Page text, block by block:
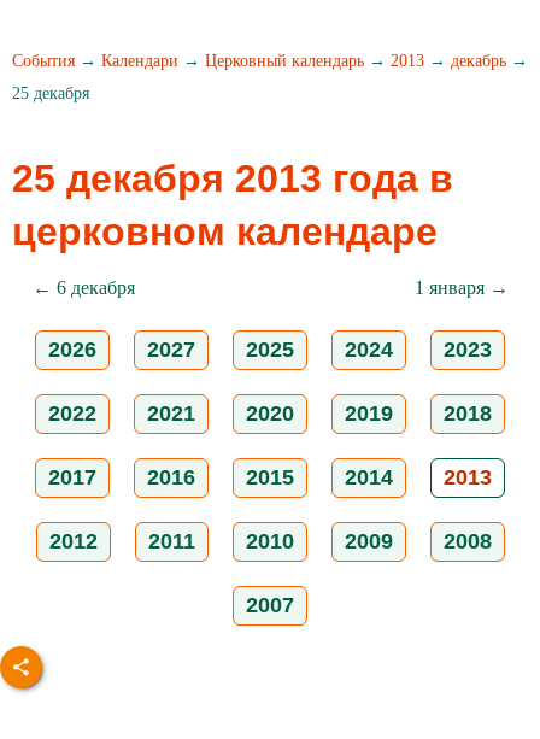
События → Календари → Церковный календарь → 2013 → декабрь →
25 декабря
25 декабря 2013 года в
церковном календаре
← 6 декабря 1 января →
2026 2027 2025 2024 2023
2022 2021 2020 2019 2018
2017 2016 2015 2014 2013
2012 2011 2010 2009 2008
2007